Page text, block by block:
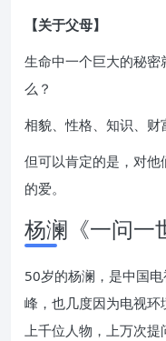
【关于父母】
生命中一个巨大的秘
么？
相貌、性格、知识、财
但可以肯定的是，对
的爱。
杨澜《一问一
50岁的杨澜，是中国
峰，也几度因为电视环
上千位人物，上万次